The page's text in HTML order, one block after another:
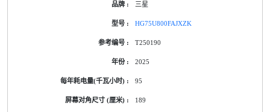
三星
HG75U800FAJXZK
T250190
2025
95
189